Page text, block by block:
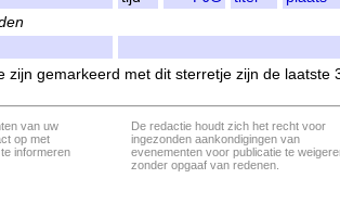
zijn gemarkeerd met dit sterretje zijn de laatste
van uw
op met
informeren
De redactie houdt zich het recht voor
ingezonden aankondigingen van
evenementen voor publicatie te
zonder opgaaf van redenen.